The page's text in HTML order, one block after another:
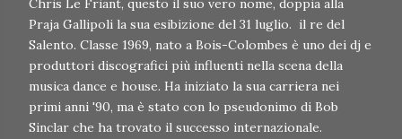
Chris Le Friant, questo il suo vero nome, doppia alla
Praja Gallipoli la sua esibizione del 31 luglio. il re del
Salento. Classe 1969, nato a Bois-Colombes è uno dei dj e
produttori discografici più influenti nella scena della
musica dance e house. Ha iniziato la sua carriera nei
primi anni '90, ma è stato con lo pseudonimo di Bob
Sinclar che ha trovato il successo internazionale.